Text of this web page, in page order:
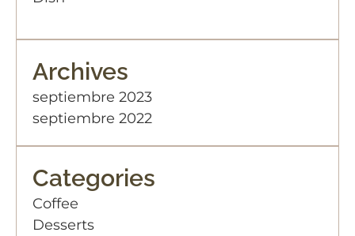
Archives
septiembre 2023
septiembre 2022
Categories
Coffee
Desserts